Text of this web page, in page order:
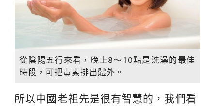
從陰陽五行來看，晚上8～10點是洗澡的最佳
時段，可把毒素排出體外。
所以中國老祖先是很有智慧的，我們看